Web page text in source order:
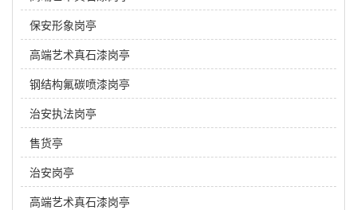
保安形象岗亭
高端艺术真石漆岗亭
钢结构氟碳喷漆岗亭
治安执法岗亭
售货亭
治安岗亭
高端艺术真石漆岗亭